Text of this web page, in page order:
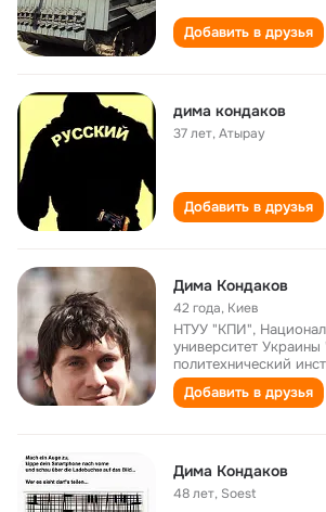
Добавить в друзья
дима кондаков
37 лет,Атырау
Добавить в друзья
Дима Кондаков
42 года, Киев
НТУУ "КПИ",
университет Украины
политехнический
Добавить в друзья
Дима Кондаков
48 лет, Soest